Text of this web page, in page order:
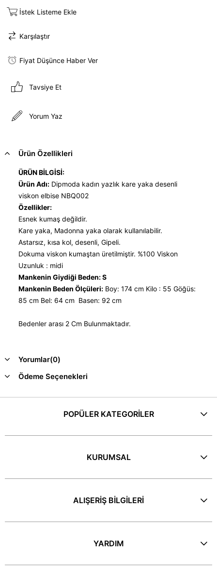
İstek Listeme Ekle
Karşılaştır
Fiyat Düşünce Haber Ver
Tavsiye Et
Yorum Yaz
Ürün Özellikleri
ÜRÜN BİLGİSİ:
Ürün Adı: Dipmoda kadın yazlık kare yaka desenli
viskon elbise NBQ002
Özellikler:
Esnek kumaş değildir.
Kare yaka, Madonna yaka olarak kullanılabilir.
Astarsız, kısa kol, desenli, Gipeli.
Dokuma viskon kumaştan üretilmiştir. %100 Viskon
Uzunluk : midi
Mankenin Giydiği Beden: S
Mankenin Beden Ölçüleri: Boy: 174 cm Kilo : 55 Göğüs:
85 cm Bel: 64 cm Basen: 92 cm
Bedenler arası 2 Cm Bulunmaktadır.
Yorumlar(0)
Ödeme Seçenekleri
POPÜLER KATEGORİLER
KURUMSAL
ALIŞERİŞ BİLGİLERİ
YARDIM